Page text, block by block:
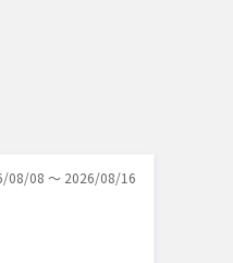
08/08 〜 2026/08/16